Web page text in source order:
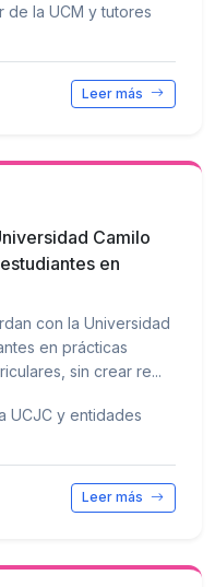
de la UCM y tutores
Leer más
Camilo
en
con la Universidad
en prácticas
sin crear re...
UCJC y entidades
Leer más